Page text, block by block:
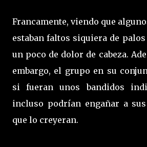
Francamente, viendo que
estaban faltos siquiera de
un poco de dolor de cabeza.
embargo, el grupo en su
si fueran unos bandidos
incluso podrían engañar a
que lo creyeran.